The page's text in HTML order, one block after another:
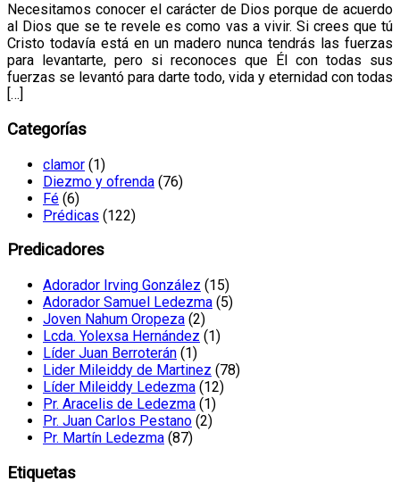
Necesitamos conocer el carácter de Dios porque de acuerdo
al Dios que se te revele es como vas a vivir. Si crees que tú
Cristo todavía está en un madero nunca tendrás las fuerzas
para levantarte, pero si reconoces que Él con todas sus
fuerzas se levantó para darte todo, vida y eternidad con todas
[…]
Categorías
clamor (1)
Diezmo y ofrenda (76)
Fé (6)
Prédicas (122)
Predicadores
Adorador Irving González (15)
Adorador Samuel Ledezma (5)
Joven Nahum Oropeza (2)
Lcda. Yolexsa Hernández (1)
Líder Juan Berroterán (1)
Lider Mileiddy de Martinez (78)
Líder Mileiddy Ledezma (12)
Pr. Aracelis de Ledezma (1)
Pr. Juan Carlos Pestano (2)
Pr. Martín Ledezma (87)
Etiquetas